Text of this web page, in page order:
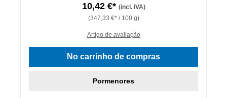
10,42 €* (incl. IVA)
(347,33 €* / 100 g)
Artigo de avaliação
No carrinho de compras
Pormenores